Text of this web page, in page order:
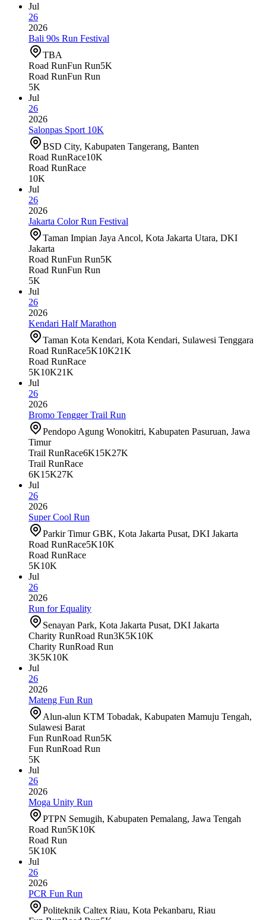
Jul
26
2026
Bali 90s Run Festival
TBA
Road RunFun Run5K
Road RunFun Run
5K
Jul
26
2026
Salonpas Sport 10K
BSD City, Kabupaten Tangerang, Banten
Road RunRace10K
Road RunRace
10K
Jul
26
2026
Jakarta Color Run Festival
Taman Impian Jaya Ancol, Kota Jakarta Utara, DKI
Jakarta
Road RunFun Run5K
Road RunFun Run
5K
Jul
26
2026
Kendari Half Marathon
Taman Kota Kendari, Kota Kendari, Sulawesi Tenggara
Road RunRace5K10K21K
Road RunRace
5K10K21K
Jul
26
2026
Bromo Tengger Trail Run
Pendopo Agung Wonokitri, Kabupaten Pasuruan, Jawa
Timur
Trail RunRace6K15K27K
Trail RunRace
6K15K27K
Jul
26
2026
Super Cool Run
Parkir Timur GBK, Kota Jakarta Pusat, DKI Jakarta
Road RunRace5K10K
Road RunRace
5K10K
Jul
26
2026
Run for Equality
Senayan Park, Kota Jakarta Pusat, DKI Jakarta
Charity RunRoad Run3K5K10K
Charity RunRoad Run
3K5K10K
Jul
26
2026
Mateng Fun Run
Alun-alun KTM Tobadak, Kabupaten Mamuju Tengah,
Sulawesi Barat
Fun RunRoad Run5K
Fun RunRoad Run
5K
Jul
26
2026
Moga Unity Run
PTPN Semugih, Kabupaten Pemalang, Jawa Tengah
Road Run5K10K
Road Run
5K10K
Jul
26
2026
PCR Fun Run
Politeknik Caltex Riau, Kota Pekanbaru, Riau